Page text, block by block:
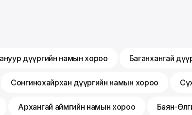
дүүргийн намын хороо Баганхангай
Сонгинохайрхан дүүргийн намын хороо
Архангай аймгийн намын хороо Баян-